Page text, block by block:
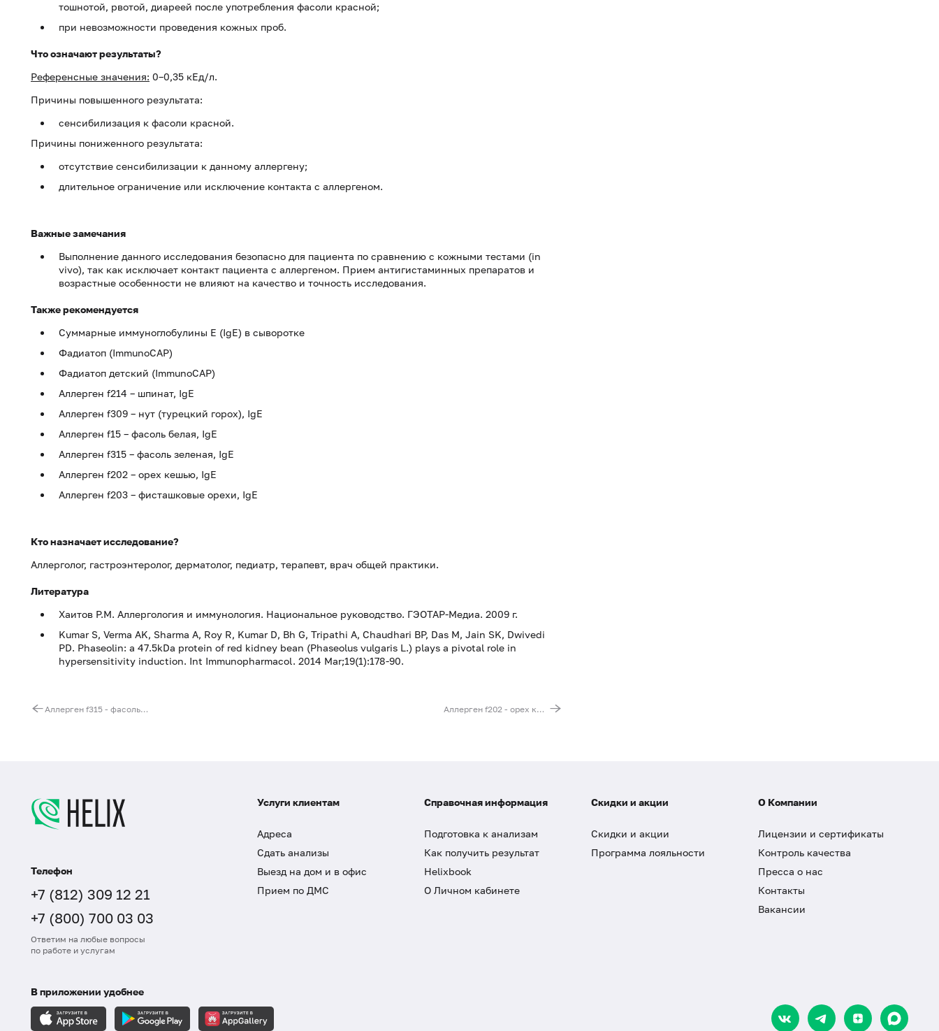
тошнотой, рвотой, диареей после употребления фасоли красной;
при невозможности проведения кожных проб.
Что означают результаты?
Референсные значения: 0–0,35 кЕд/л.
Причины повышенного результата:
сенсибилизация к фасоли красной.
Причины пониженного результата:
отсутствие сенсибилизации к данному аллергену;
длительное ограничение или исключение контакта с аллергеном.
Важные замечания
Выполнение данного исследования безопасно для пациента по сравнению с кожными тестами (in
vivo), так как исключает контакт пациента с аллергеном. Прием антигистаминных препаратов и
возрастные особенности не влияют на качество и точность исследования.
Также рекомендуется
Суммарные иммуноглобулины E (IgE) в сыворотке
Фадиатоп (ImmunoCAP)
Фадиатоп детский (ImmunoCAP)
Аллерген f214 – шпинат, IgE
Аллерген f309 – нут (турецкий горох), IgE
Аллерген f15 – фасоль белая, IgE
Аллерген f315 – фасоль зеленая, IgE
Аллерген f202 – орех кешью, IgE
Аллерген f203 – фисташковые орехи, IgE
Кто назначает исследование?
Аллерголог, гастроэнтеролог, дерматолог, педиатр, терапевт, врач общей практики.
Литература
Хаитов Р.М. Аллергология и иммунология. Национальное руководство. ГЭОТАР-Медиа. 2009 г.
Kumar S, Verma AK, Sharma A, Roy R, Kumar D, Bh G, Tripathi A, Chaudhari BP, Das M, Jain SK, Dwivedi
PD. Phaseolin: a 47.5kDa protein of red kidney bean (Phaseolus vulgaris L.) plays a pivotal role in
hypersensitivity induction. Int Immunopharmacol. 2014 Mar;19(1):178-90.
Аллерген f315 - фасоль зеленая, IgE Аллерген f202 - орех кешью, IgE
Телефон
+7 (812) 309 12 21
+7 (800) 700 03 03
Ответим на любые вопросы
по работе и услугам
Услуги клиентам
Адреса
Сдать анализы
Выезд на дом и в офис
Прием по ДМС
Справочная информация
Подготовка к анализам
Как получить результат
Helixbook
О Личном кабинете
Скидки и акции
Скидки и акции
Программа лояльности
О Компании
Лицензии и сертификаты
Контроль качества
Пресса о нас
Контакты
Вакансии
В приложении удобнее